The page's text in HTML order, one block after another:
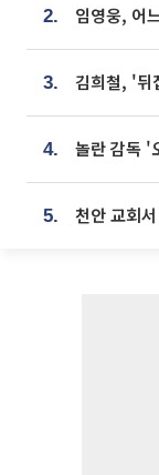
2.
3.
4.
5.